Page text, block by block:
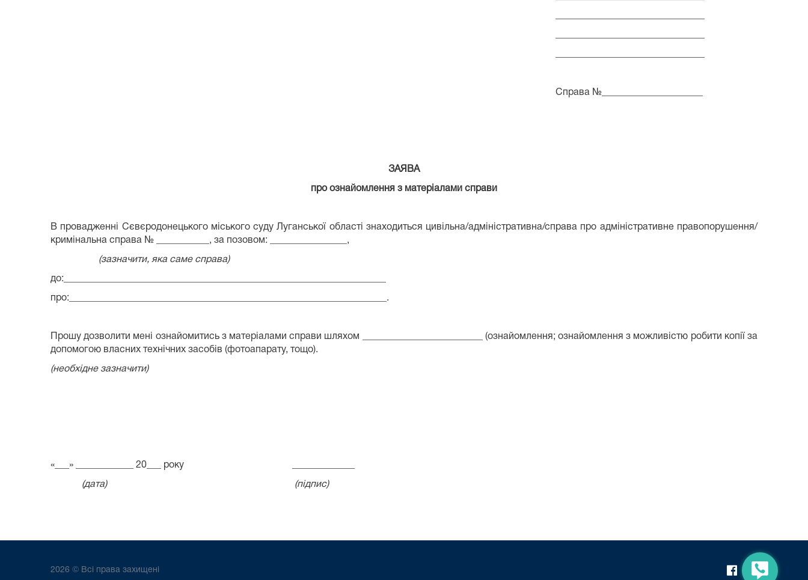
Справа №_____________________
ЗАЯВА
про ознайомлення з матеріалами справи
В провадженні Сєвєродонецького міського суду Луганської області знаходиться цивільна/адміністративна/справа про адміністративне правопорушення/
кримінальна справа № ___________, за позовом: ________________,
(зазначити, яка саме справа)
до:___________________________________________________________________
про:__________________________________________________________________.
Прошу дозволити мені ознайомитись з матеріалами справи шляхом _________________________ (ознайомлення; ознайомлення з можливістю робити копії за
допомогою власних технічних засобів (фотоапарату, тощо).
(необхідне зазначити)
«___» ____________ 20___ року _____________
(дата) (підпис)
2026 © Всі права захищені